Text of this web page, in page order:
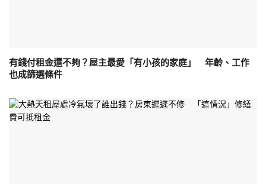
有錢付租金還不夠？屋主最愛「有小孩的家庭」 年齡、工作
也成篩選條件